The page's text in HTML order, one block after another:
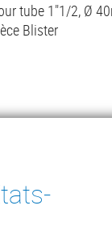
tube 1"1/2, Ø
Blister